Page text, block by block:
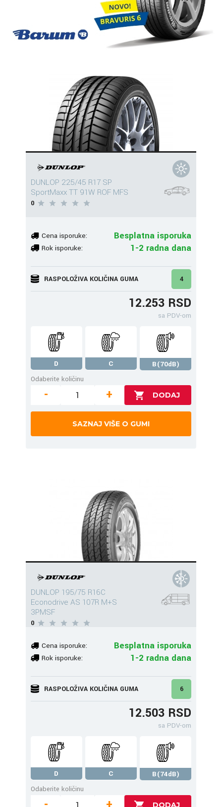
DUNLOP 225/45 R17 SP
SportMaxx TT 91W ROF MFS
0
Cena isporuke: Besplatna isporuka
Rok isporuke: 1-2 radna dana
RASPOLOŽIVA KOLIČINA GUMA 4
12.253 RSD
sa PDV-om
D C
B(70dB)
Odaberite količinu
- +
SAZNAJ VIŠE O GUMI
DUNLOP 195/75 R16C
Econodrive AS 107R M+S
3PMSF
0
Cena isporuke: Besplatna isporuka
Rok isporuke: 1-2 radna dana
RASPOLOŽIVA KOLIČINA GUMA 6
12.503 RSD
sa PDV-om
D C
B(74dB)
Odaberite količinu